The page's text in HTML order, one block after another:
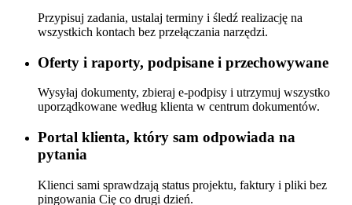
Przypisuj zadania, ustalaj terminy i śledź realizację na
wszystkich kontach bez przełączania narzędzi.
Oferty i raporty, podpisane i przechowywane
Wysyłaj dokumenty, zbieraj e-podpisy i utrzymuj wszystko
uporządkowane według klienta w centrum dokumentów.
Portal klienta, który sam odpowiada na
pytania
Klienci sami sprawdzają status projektu, faktury i pliki bez
pingowania Cię co drugi dzień.